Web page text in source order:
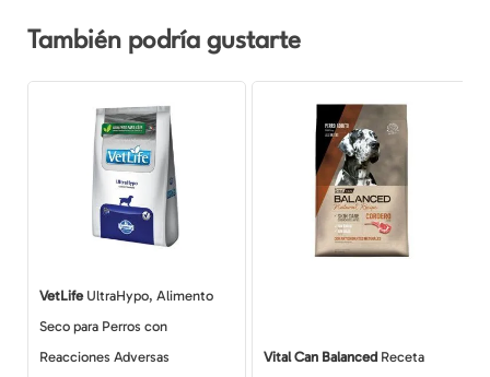
También podría gustarte
VetLifeUltraHypo, Alimento
Seco para Perros con
Reacciones Adversas
Vital Can Balanced Receta
de
precios:
desde
$18.990
hasta
$56.990
producto
tiene
múltiples
variantes.
Las